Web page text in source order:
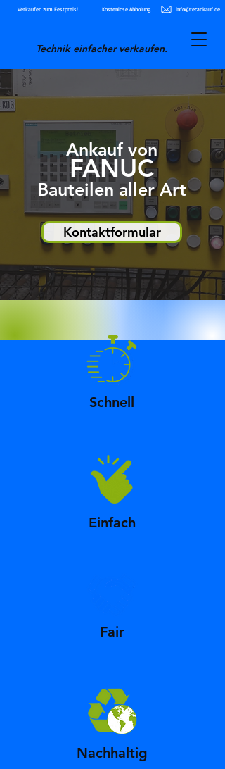
Technik einfacher verkaufen.
Verkaufen zum Festpreis! Kostenlose Abholung info@tecankauf.de
Ankauf von
FANUC
Bauteilen aller Art
Kontaktformular
Schnell
Einfach
Fair
Nachhaltig